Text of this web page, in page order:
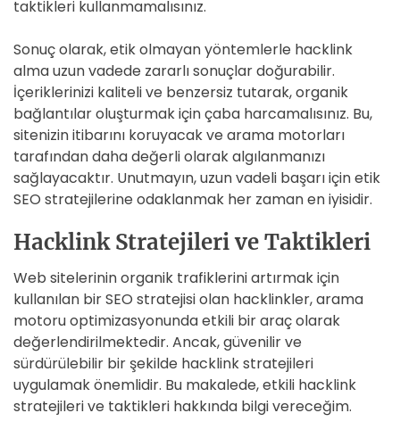
taktikleri kullanmamalısınız.
Sonuç olarak, etik olmayan yöntemlerle hacklink
alma uzun vadede zararlı sonuçlar doğurabilir.
İçeriklerinizi kaliteli ve benzersiz tutarak, organik
bağlantılar oluşturmak için çaba harcamalısınız. Bu,
sitenizin itibarını koruyacak ve arama motorları
tarafından daha değerli olarak algılanmanızı
sağlayacaktır. Unutmayın, uzun vadeli başarı için etik
SEO stratejilerine odaklanmak her zaman en iyisidir.
Hacklink Stratejileri ve Taktikleri
Web sitelerinin organik trafiklerini artırmak için
kullanılan bir SEO stratejisi olan hacklinkler, arama
motoru optimizasyonunda etkili bir araç olarak
değerlendirilmektedir. Ancak, güvenilir ve
sürdürülebilir bir şekilde hacklink stratejileri
uygulamak önemlidir. Bu makalede, etkili hacklink
stratejileri ve taktikleri hakkında bilgi vereceğim.